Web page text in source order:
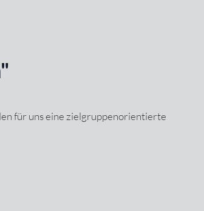
für uns eine zielgruppenorientierte